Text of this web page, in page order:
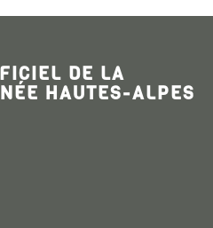
DE LA
HAUTES-ALPES